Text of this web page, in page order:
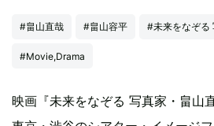
#畠山直哉 #畠山容平 #未来をなぞる
#Movie,Drama
映画『未来をなぞる 写真家・畠山